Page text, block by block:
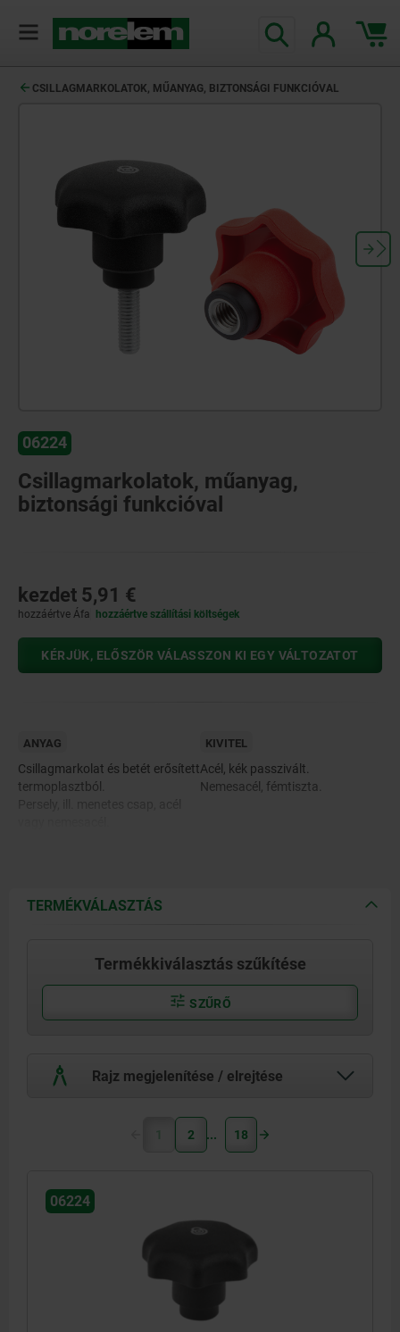
CSILLAGMARKOLATOK, MŰANYAG, BIZTONSÁGI FUNKCIÓVAL
06224
Csillagmarkolatok, műanyag,
biztonsági funkcióval
kezdet 5,91 €
hozzáértve Áfa hozzáértve szállítási költségek
KÉRJÜK, ELŐSZÖR VÁLASSZON KI EGY VÁLTOZATOT
ANYAG
Csillagmarkolat és betét erősített
termoplasztból.
KIVITEL
Acél, kék passzivált.
Nemesacél, fémtiszta.
TERMÉKVÁLASZTÁS
Termékkiválasztás szűkítése
SZŰRŐ
Rajz megjelenítése / elrejtése
1 2 18
06224